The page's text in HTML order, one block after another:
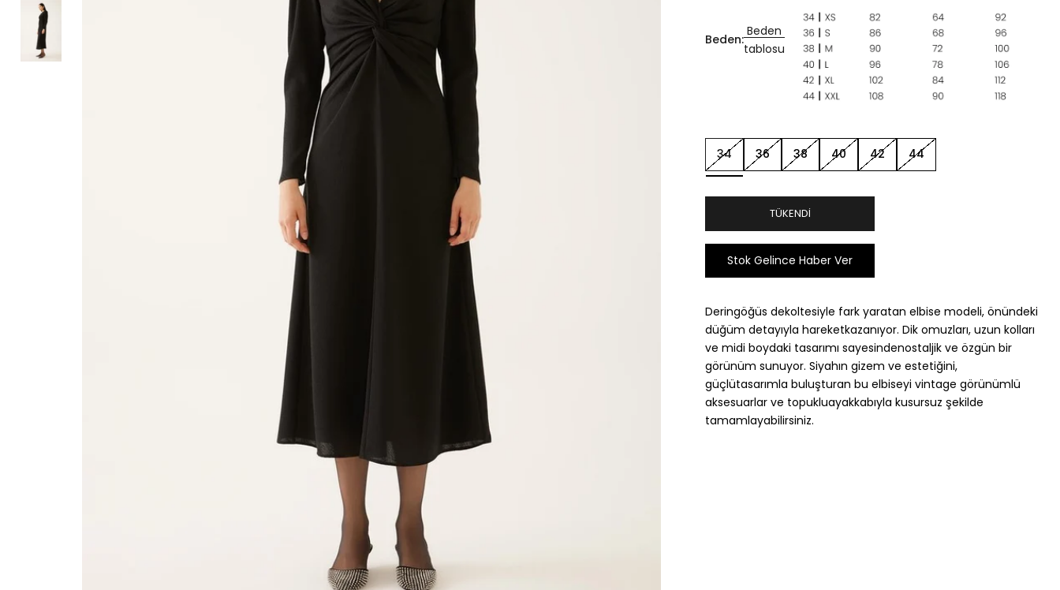
Beden:
Beden
tablosu
34 36 38 40 42 44
TÜKENDI
Stok Gelince Haber Ver
Deringöğüs dekoltesiyle fark yaratan elbise modeli, önündeki
düğüm detayıyla hareketkazanıyor. Dik omuzları, uzun kolları
ve midi boydaki tasarımı sayesindenostaljik ve özgün bir
görünüm sunuyor. Siyahın gizem ve estetiğini,
güçlütasarımla buluşturan bu elbiseyi vintage görünümlü
aksesuarlar ve topukluayakkabıyla kusursuz şekilde
tamamlayabilirsiniz.